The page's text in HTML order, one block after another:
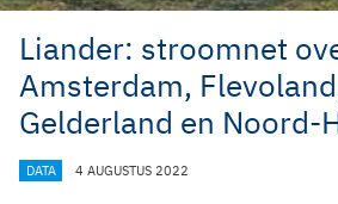
Liander: stroomnet
Amsterdam,
Gelderland en Noord-
CATEGORIEËN
DATA 4 AUGUSTUS 2022